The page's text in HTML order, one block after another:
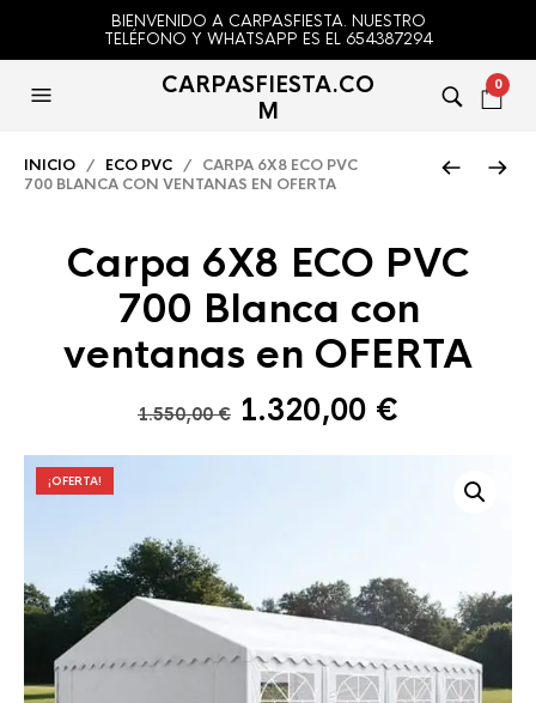
BIENVENIDO A CARPASFIESTA. NUESTRO
TELÉFONO Y WHATSAPP ES EL 654387294
CARPASFIESTA.CO
M
0
INICIO / ECO PVC / CARPA 6X8 ECO PVC
700 BLANCA CON VENTANAS EN OFERTA
Carpa 6X8 ECO PVC
700 Blanca con
ventanas en OFERTA
1.550,00€ El
original
1.320,00 €
¡OFERTA!